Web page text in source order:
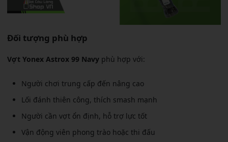
Đối tượng phù hợp
Vợt Yonex Astrox 99 Navy phù hợp với:
Người chơi trung cấp đến nâng cao
Lối đánh thiên công, thích smash mạnh
Người cần vợt ổn định, hỗ trợ lực tốt
Vận động viên phong trào hoặc thi đấu